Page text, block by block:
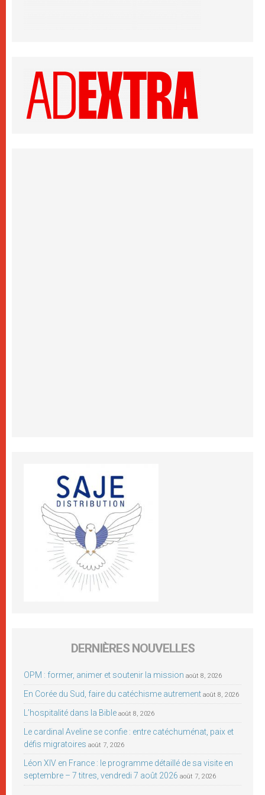
DERNIÈRES NOUVELLES
OPM : former, animer et soutenir la mission août 8, 2026
En Corée du Sud, faire du catéchisme autrement août 8, 2026
L’hospitalité dans la Bible août 8, 2026
Le cardinal Aveline se confie : entre catéchuménat, paix et
défis migratoires août 7, 2026
Léon XIV en France : le programme détaillé de sa visite en
septembre – 7 titres, vendredi 7 août 2026 août 7, 2026